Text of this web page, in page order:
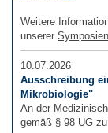
Weitere
unserer
10.07.2026
Ausschreibung
Mikrobiologie"
An der
gemäß § 98 UG